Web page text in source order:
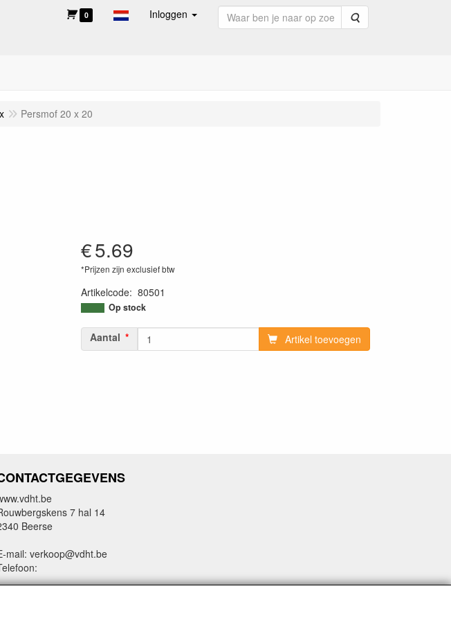
0 Inloggen Zoeken
Persmof 20 x 20
€5.69
*Prijzen zijn exclusief btw
Artikelcode: 80501
Op stock
Aantal Artikel toevoegen
7 hal 14
Beerse
mail: verkoop@vdht.be